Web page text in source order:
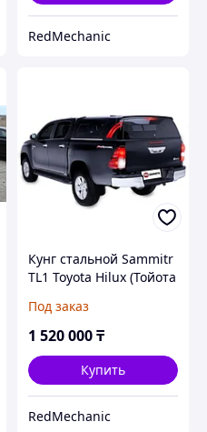
RedMechanic
Кунг стальной Sammitr
TL1 Toyota Hilux (Тойота
Под заказ
1 520 000₸
Купить
RedMechanic